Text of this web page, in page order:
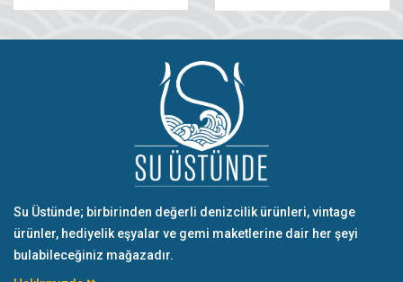
Su Üstünde; birbirinden değerli denizcilik ürünleri, vintage
ürünler, hediyelik eşyalar ve gemi maketlerine dair her şeyi
bulabileceğiniz mağazadır.